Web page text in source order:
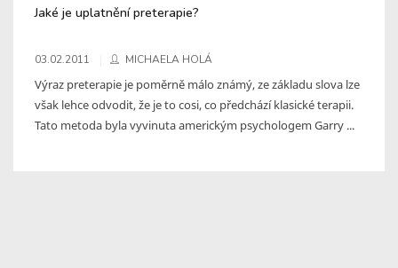
Jaké je uplatnění preterapie?
03.02.2011 MICHAELA HOLÁ
Výraz preterapie je poměrně málo známý, ze základu slova lze
však lehce odvodit, že je to cosi, co předchází klasické terapii.
Tato metoda byla vyvinuta americkým psychologem Garry ...